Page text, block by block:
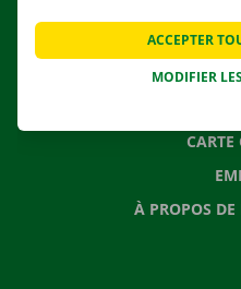
CARTE
À PROPOS
MODIFIER
ACCEPTER